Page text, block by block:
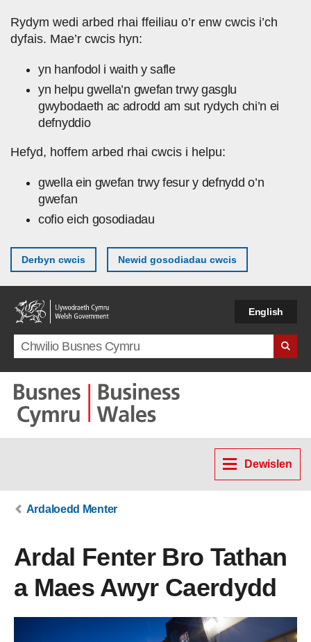
Rydym wedi arbed rhai ffeiliau o’r enw cwcis i’ch
dyfais. Mae’r cwcis hyn:
yn hanfodol i waith y safle
yn helpu gwella’n gwefan trwy gasglu
gwybodaeth ac adrodd am sut rydych chi’n ei
defnyddio
Hefyd, hoffem arbed rhai cwcis i helpu:
gwella ein gwefan trwy fesur y defnydd o’n
gwefan
cofio eich gosodiadau
Derbyn cwcis Newid gosodiadau cwcis
English
Search term
Dewislen
Ardaloedd Menter
Ardal Fenter Bro Tathan
a Maes Awyr Caerdydd